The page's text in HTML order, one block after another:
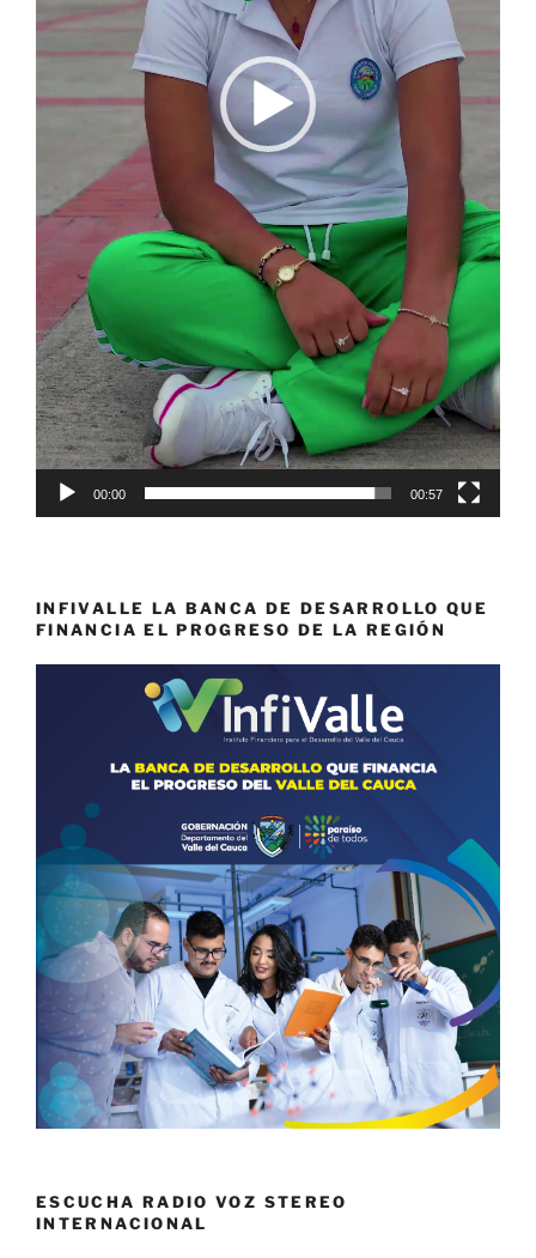
00:00 00:57
INFIVALLE LA BANCA DE DESARROLLO QUE
FINANCIA EL PROGRESO DE LA REGIÓN
ESCUCHA RADIO VOZ STEREO
INTERNACIONAL